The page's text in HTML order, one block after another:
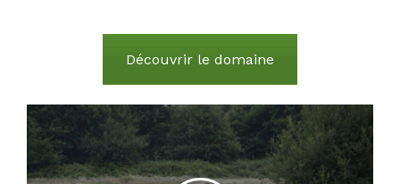
Découvrir le domaine